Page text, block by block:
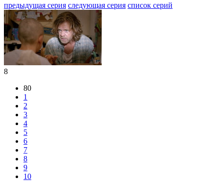
предыдущая серия следующая серия список серий
8
80
1
2
3
4
5
6
7
8
9
10